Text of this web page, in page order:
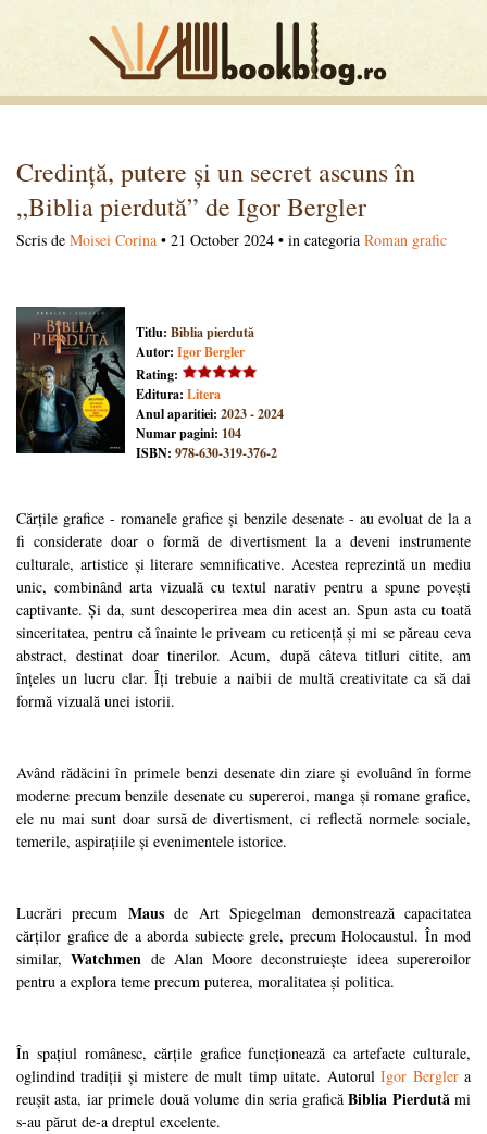
Credință, putere și un secret ascuns în
„Biblia pierdută” de Igor Bergler
Scris de Moisei Corina • 21 October 2024 • in categoria Roman grafic
Titlu: Biblia pierdută
Autor: Igor Bergler
Rating:
Editura: Litera
Anul aparitiei: 2023 - 2024
Numar pagini: 104
ISBN: 978-630-319-376-2
Cărțile grafice - romanele grafice și benzile desenate - au evoluat de la a
fi considerate doar o formă de divertisment la a deveni instrumente
culturale, artistice și literare semnificative. Acestea reprezintă un mediu
unic, combinând arta vizuală cu textul narativ pentru a spune povești
captivante. Și da, sunt descoperirea mea din acest an. Spun asta cu toată
sinceritatea, pentru că înainte le priveam cu reticență și mi se păreau ceva
abstract, destinat doar tinerilor. Acum, după câteva titluri citite, am
înțeles un lucru clar. Îți trebuie a naibii de multă creativitate ca să dai
formă vizuală unei istorii.
Având rădăcini în primele benzi desenate din ziare și evoluând în forme
moderne precum benzile desenate cu supereroi, manga și romane grafice,
ele nu mai sunt doar sursă de divertisment, ci reflectă normele sociale,
temerile, aspirațiile și evenimentele istorice.
Lucrări precum Mausde Art Spiegelman demonstrează capacitatea
cărților grafice de a aborda subiecte grele, precum Holocaustul. În mod
similar,Watchmen de Alan Moore deconstruiește ideea supereroilor
pentru a explora teme precum puterea, moralitatea și politica.
În spațiul românesc, cărțile grafice funcționează ca artefacte culturale,
oglindind tradiții și mistere de mult timp uitate. AutorulIgor Berglera
reușit asta, iar primele două volume din seria graficăBiblia Pierdutămi
s-au părut de-a dreptul excelente.